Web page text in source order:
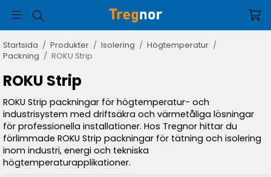
Startsida / Produkter / Isolering / Högtemperatur /
Packning / ROKU Strip
ROKU Strip
ROKU Strip packningar för högtemperatur- och
industrisystem med driftsäkra och värmetåliga lösningar
för professionella installationer. Hos Tregnor hittar du
förlimmade ROKU Strip packningar för tätning och isolering
inom industri, energi och tekniska
högtemperaturapplikationer.